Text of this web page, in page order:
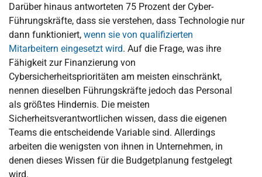
Darüber hinaus antworteten 75 Prozent der Cyber-
Führungskräfte, dass sie verstehen, dass Technologie nur
dann funktioniert, wenn sie von qualifizierten
Mitarbeitern eingesetzt wird. Auf die Frage, was ihre
Fähigkeit zur Finanzierung von
Cybersicherheitsprioritäten am meisten einschränkt,
nennen dieselben Führungskräfte jedoch das Personal
als größtes Hindernis. Die meisten
Sicherheitsverantwortlichen wissen, dass die eigenen
Teams die entscheidende Variable sind. Allerdings
arbeiten die wenigsten von ihnen in Unternehmen, in
denen dieses Wissen für die Budgetplanung festgelegt
wird.